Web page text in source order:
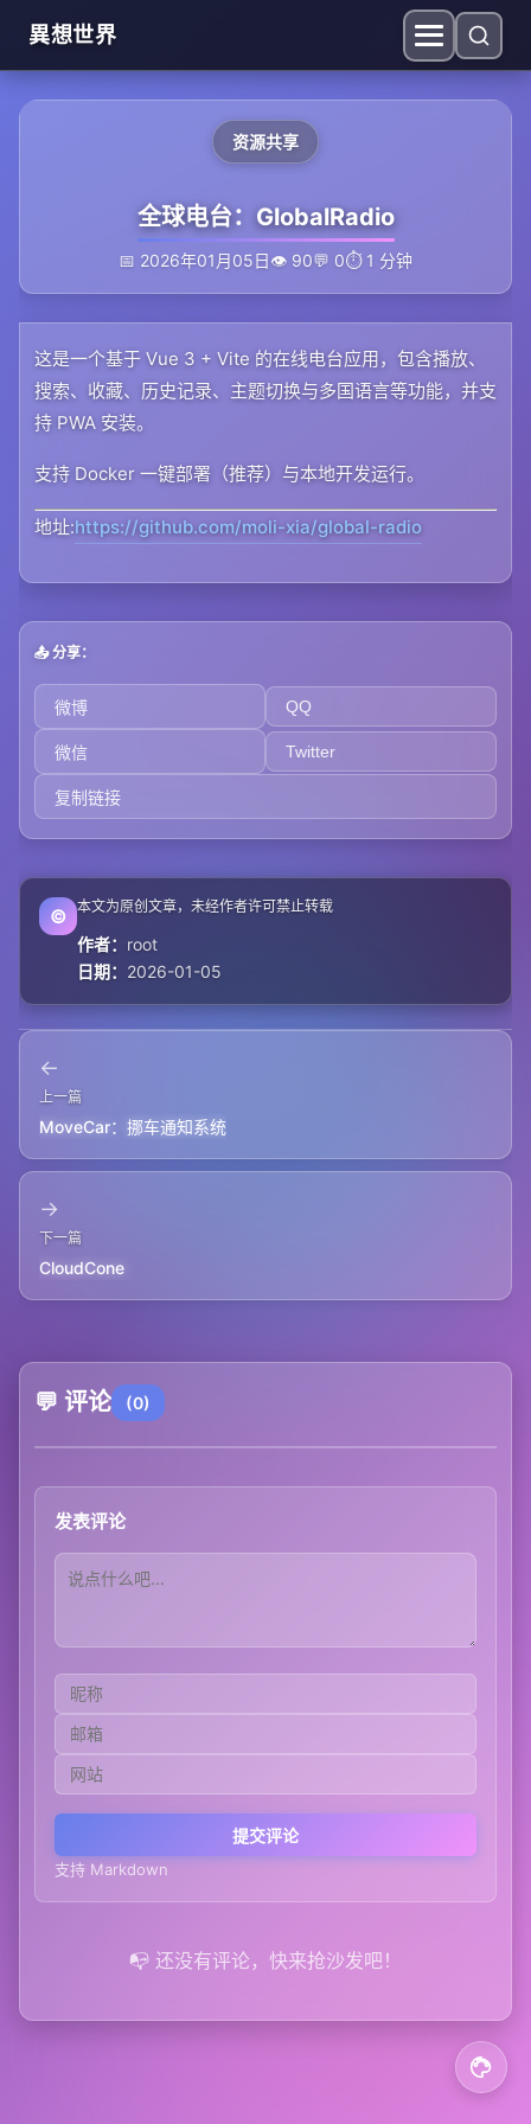
異想世界
资源共享
全球电台：GlobalRadio
📅 2026年01月05日👁 90💬 0⏱️ 1 分钟
这是一个基于 Vue 3 + Vite 的在线电台应用，包含播放、
搜索、收藏、历史记录、主题切换与多国语言等功能，并支
持 PWA 安装。
支持 Docker 一键部署（推荐）与本地开发运行。
地址:https://github.com/moli-xia/global-radio
📤 分享：
微博 QQ
微信 Twitter
复制链接
© 本文为原创文章，未经作者许可禁止转载
作者： root
日期： 2026-01-05
←
上一篇
MoveCar：挪车通知系统
→
下一篇
CloudCone
💬 评论 (0)
发表评论
提交评论
支持 Markdown
📭 还没有评论，快来抢沙发吧！